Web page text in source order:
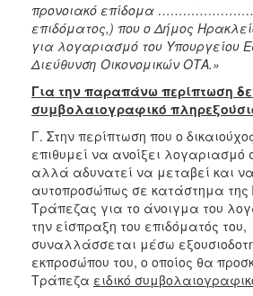
προνοιακό επίδομα
επιδόματος,) που ο Δήμος
για λογαριασμό του Υπουργείου
Διεύθυνση Οικονομικών ΟΤΑ.»
Για την παραπάνω περίπτωση
συμβολαιογραφικό
Γ. Στην περίπτωση που ο
επιθυμεί να ανοίξει λογαριασμό
αλλά αδυνατεί να μεταβεί και
αυτοπροσώπως σε κατάστημα της
Τράπεζας για το άνοιγμα του
την είσπραξη του επιδόματός
συναλλάσσεται μέσω
εκπροσώπου του, ο οποίος θα
Τράπεζα ειδικό